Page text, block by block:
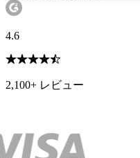
4.6
2,100+ レビュー